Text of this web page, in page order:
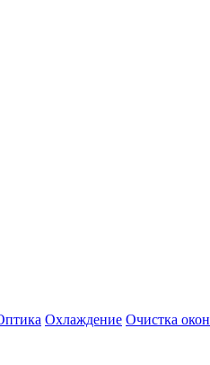
Охлаждение Очистка окон